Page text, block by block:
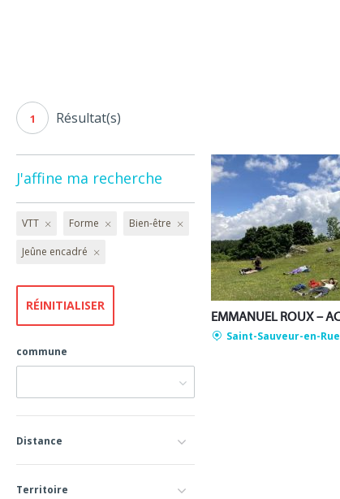
1 Résultat(s)
J'affine ma recherche
VTT Forme Bien-être
Jeûne encadré
commune
Distance
Territoire
Saint-Sauveur-en-Rue